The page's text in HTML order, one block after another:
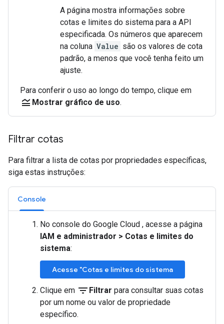
A página mostra informações sobre
cotas e limites do sistema para a API
especificada. Os números que aparecem
na coluna Value são os valores de cota
padrão, a menos que você tenha feito um
ajuste.
Para conferir o uso ao longo do tempo, clique em
legend_toggle Mostrar gráfico de uso.
Filtrar cotas
Para filtrar a lista de cotas por propriedades específicas,
siga estas instruções:
Console
No console do Google Cloud , acesse a página
IAM e administrador > Cotas e limites do
sistema:
Acesse "Cotas e limites do sistema
Clique em filter_list Filtrar para consultar suas cotas
por um nome ou valor de propriedade
específico.